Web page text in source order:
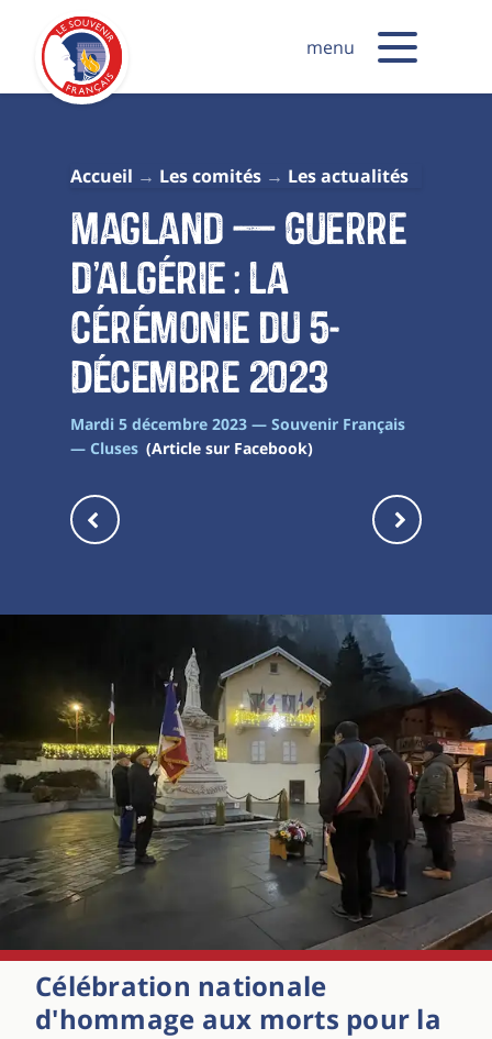
menu
Accueil Les comités Les actualités
Magland — Guerre
d’Algérie : la
cérémonie du 5-
Décembre 2023
Mardi 5 décembre 2023 — Souvenir Français
— Cluses (Article sur Facebook)
Célébration nationale
d'hommage aux morts pour la